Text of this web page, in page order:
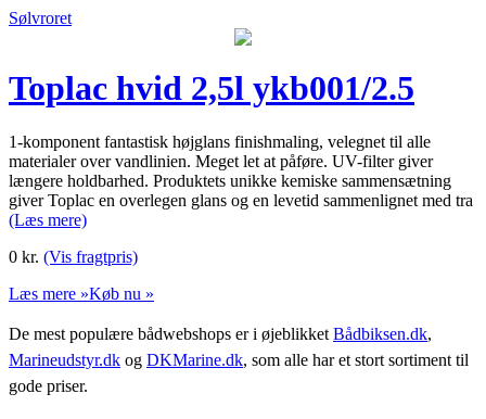
Sølvroret
Toplac hvid 2,5l ykb001/2.5
1-komponent fantastisk højglans finishmaling, velegnet til alle
materialer over vandlinien. Meget let at påføre. UV-filter giver
længere holdbarhed. Produktets unikke kemiske sammensætning
giver Toplac en overlegen glans og en levetid sammenlignet med tra
(Læs mere)
0 kr. (Vis fragtpris)
Læs mere »Køb nu »
De mest populære bådwebshops er i øjeblikket Bådbiksen.dk,
Marineudstyr.dk og DKMarine.dk, som alle har et stort sortiment til
gode priser.